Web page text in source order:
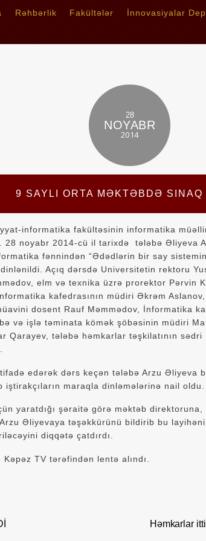
Rəhbərlik Fakültələr İnnovasiyalar
28
NOYABR
2014
9 SAYLI ORTA MƏKTƏBDƏ SINAQ
informatika fakültəsinin informatika
28 noyabr 2014-cü il tarixdə tələbə Əliyeva
fənnindən “Ədədlərin bir say
Açıq dərsdə Universitetin rektoru
elm və texnika üzrə prorektor Pərvin
kafedrasının müdiri Əkrəm
dosent Rauf Məmmədov, İnformatika
və işlə təminata kömək şöbəsinin müdiri
Qarayev, tələbə həmkarlar təşkilatının
edərək dərs keçən tələbə Arzu Əliyeva
maraqla dinləmələrinə nail oldu.
yaratdığı şəraitə görə məktəb
Arzu Əliyevaya təşəkkürünü bildirib bu
diqqətə çatdırdı.
TV tərəfindən lentə alındı.
Həmkarlar